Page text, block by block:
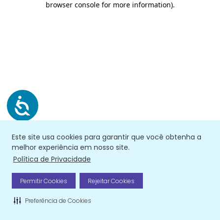
Este site usa cookies para garantir que você obtenha a
melhor experiência em nosso site.
Política de Privacidade
Permitir Cookies Rejeitar Cookies
Preferência de Cookies
browser console for more information).